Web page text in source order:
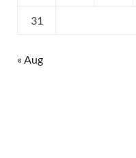
31
« Aug